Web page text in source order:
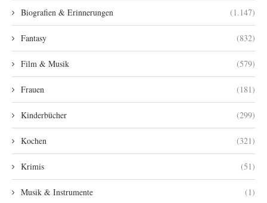
Biografien & Erinnerungen (1.147)
Fantasy (832)
Film & Musik (579)
Frauen (181)
Kinderbücher (299)
Kochen (321)
Krimis (51)
Musik & Instrumente (1)